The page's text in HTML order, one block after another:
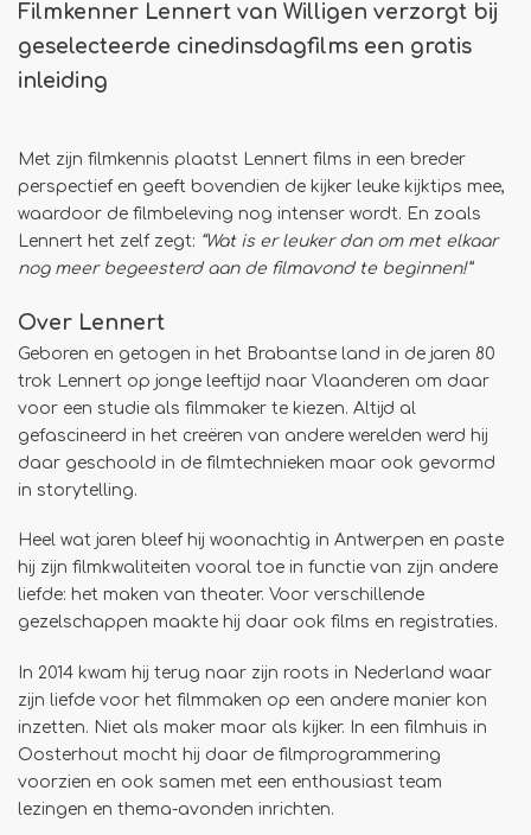
Filmkenner Lennert van Willigen verzorgt bij
geselecteerde cinedinsdagfilms een gratis
inleiding
Met zijn filmkennis plaatst Lennert films in een breder
perspectief en geeft bovendien de kijker leuke kijktips mee,
waardoor de filmbeleving nog intenser wordt. En zoals
Lennert het zelf zegt: “Wat is er leuker dan om met elkaar
nog meer begeesterd aan de filmavond te beginnen!”
Over Lennert
Geboren en getogen in het Brabantse land in de jaren 80
trok Lennert op jonge leeftijd naar Vlaanderen om daar
voor een studie als filmmaker te kiezen. Altijd al
gefascineerd in het creëren van andere werelden werd hij
daar geschoold in de filmtechnieken maar ook gevormd
in storytelling.
Heel wat jaren bleef hij woonachtig in Antwerpen en paste
hij zijn filmkwaliteiten vooral toe in functie van zijn andere
liefde: het maken van theater. Voor verschillende
gezelschappen maakte hij daar ook films en registraties.
In 2014 kwam hij terug naar zijn roots in Nederland waar
zijn liefde voor het filmmaken op een andere manier kon
inzetten. Niet als maker maar als kijker. In een filmhuis in
Oosterhout mocht hij daar de filmprogrammering
voorzien en ook samen met een enthousiast team
lezingen en thema-avonden inrichten.